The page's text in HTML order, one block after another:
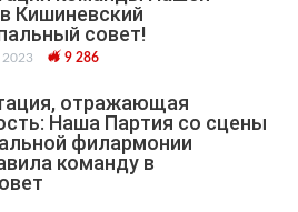
Кишиневский
cовет!
2023 9 286
отражающая
Наша Партия со сцены
филармонии
команду в